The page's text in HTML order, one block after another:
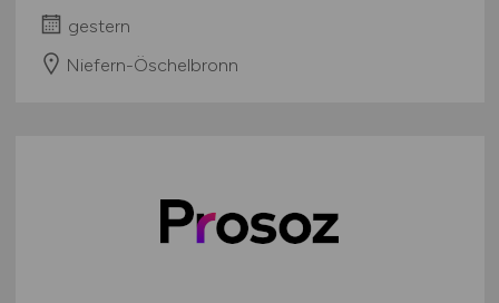
gestern
Niefern-Öschelbronn